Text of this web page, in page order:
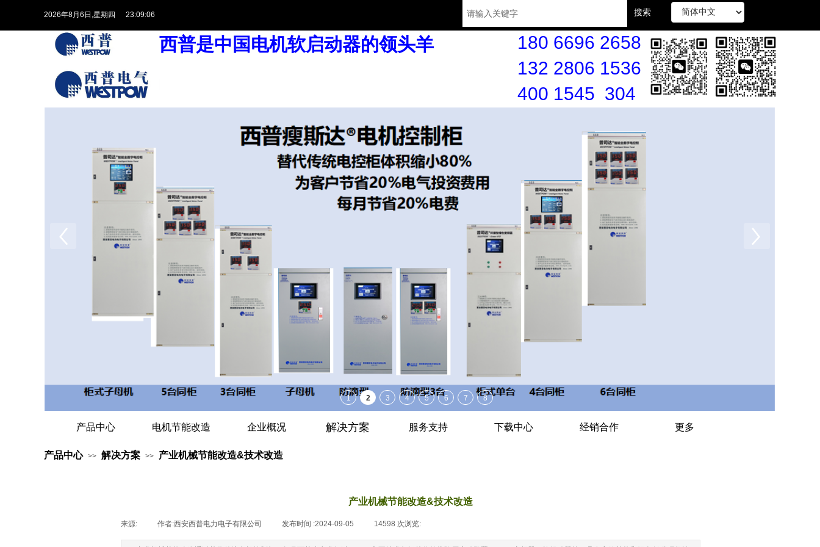
搜索
2026年8月 6 日 ,星期四 23:09:06
180 6696 2658
132 2806 1536
400 1545 304
西普是中国电机软启动器的领头羊
产品中心 电机节能改造 企业概况 解决方案 服务支持 下载中心 经销合作 更多
产品中心 >> 解决方案 >> 产业机械节能改造&技术改造
产业机械节能改造&技术改造
来源: 作者:西安西普电力电子有限公司 发布时间 :2024-09-05 14598 次浏览: